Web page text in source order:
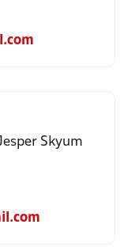
Skyum